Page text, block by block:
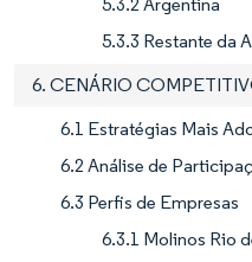
5.3.3 Restante da
6. CENÁRIO
6.1 Estratégias Mais
6.2 Análise de
6.3 Perfis de Empresas
6.3.1 Molinos Rio